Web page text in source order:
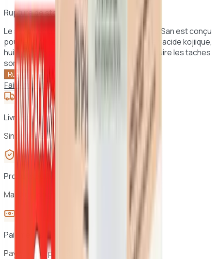
Rupture de stock
Le savon éclaircissant à l'acide kojiique Kojie San est conçu
pour éclaircir et unifier la peau. Il est riche en acide kojiique,
huile de coco et glycérol, et peut aider à réduire les taches
sombres et les imperfections de la peau.
Rupture de stock
Voir le panier →
Faire mon diagnostic peau
Livraison offerte dès 25 000 F CFA à Dakar
Sinon dès 2 000 F CFA · 24h à 48h au Sénégal
Produits authentiques
Marques originales, sélection vérifiée
Paiement à la livraison
Payez en espèces à la réception